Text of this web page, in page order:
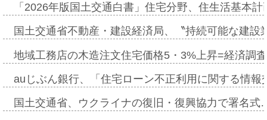
「2026年版国土交通白書」住宅分野、住生活基本
国土交通省不動産・建設経済局、〝持続可能な建
地域工務店の木造注文住宅価格5・3%上昇=経済調
auじぶん銀行、「住宅ローン不正利用に関する情
国土交通省、ウクライナの復旧・復興協力で署名